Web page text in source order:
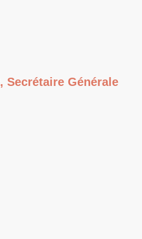
Secrétaire Générale